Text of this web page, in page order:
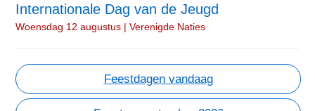
Internationale Dag van de Jeugd
Woensdag 12 augustus | Verenigde Naties
Feestdagen vandaag